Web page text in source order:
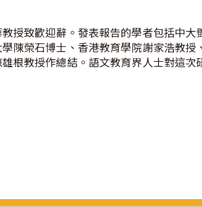
授致歡迎辭。發表報告的學者包括中
陳榮石博士、香港教育學院謝家浩教
根教授作總結。語文教育界人士對這次